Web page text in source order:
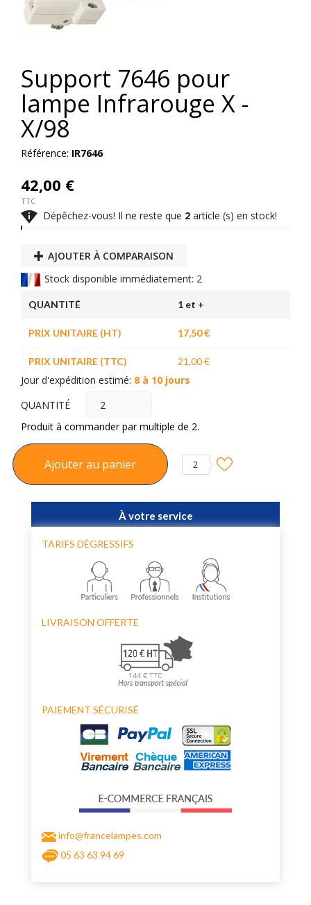
Support 7646 pour
lampe Infrarouge X -
X/98
Référence: IR7646
42,00 €
TTC
 Dépêchez-vous! Il ne reste que 2 article (s) en stock!
AJOUTER À COMPARAISON
Stock disponible immédiatement: 2
QUANTITÉ 1 et +
PRIX UNITAIRE (HT) 17,50 €
PRIX UNITAIRE (TTC) 21,00 €
Jour d'expédition estimé: 8 à 10 jours
QUANTITÉ
Produit à commander par multiple de 2.
Ajouter au panier 2
À votre service
TARIFS DÉGRESSIFS
LIVRAISON OFFERTE
PAIEMENT SÉCURISÉ
info@francelampes.com
05 63 63 94 69